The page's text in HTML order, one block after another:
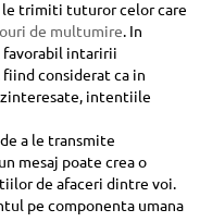
le trimiti tuturor celor care
de multumire. In
favorabil intaririi
considerat ca in
intentiile
a le transmite
mesaj poate crea o
de afaceri dintre voi.
pe componenta umana